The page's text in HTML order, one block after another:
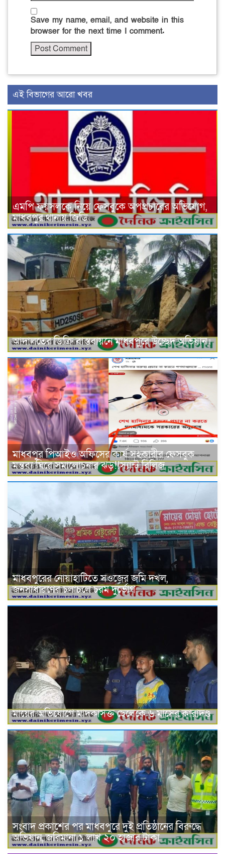
Save my name, email, and website in this
browser for the next time I comment.
এই বিভাগের আরো খবর
এমপি ফয়সলকে নিয়ে ফেসবুকে অপপ্রচারের অভিযোগ,
মাধবপুর থানায় জিডি
আদালতের ডিক্রি বাস্তবায়নে মাধবপুরে উচ্ছেদ অভিযান।
মাধবপুর পিআইও অফিসের কার্য সহকারীর ফেসবুক
মন্তব্য ঘিরে সমালোচনার ঝড়!!স্যান্ট রিলিজ
মাধবপুরের নোয়াহাটিতে সওজের জমি দখল,
জনসাধারণের চলাচলে চরম দুর্ভোগ
মায়ের অভিযোগে মাদকাসক্ত ছেলেকে ৬ মাসের কারাদণ্ড
সংবাদ প্রকাশের পর মাধবপুরে দুই প্রতিষ্ঠানের বিরুদ্ধে
অভিযান, জরিমানা ১ লাখ ২০ হাজার টাকা